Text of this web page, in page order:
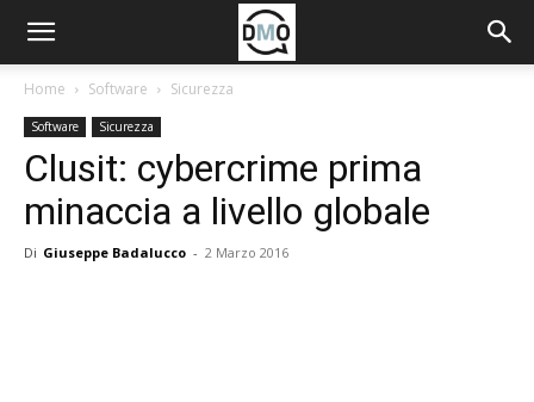
Home Software Sicurezza
Software Sicurezza
Clusit: cybercrime prima
minaccia a livello globale
Di Giuseppe Badalucco - 2 Marzo 2016